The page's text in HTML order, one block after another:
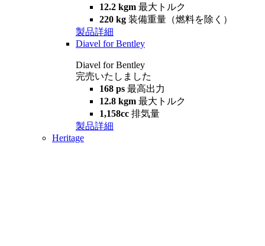
12.2 kgm 最大トルク
220 kg 装備重量（燃料を除く）
製品詳細
Diavel for Bentley
Diavel for Bentley
完売いたしました
168 ps 最高出力
12.8 kgm 最大トルク
1,158cc 排気量
製品詳細
Heritage